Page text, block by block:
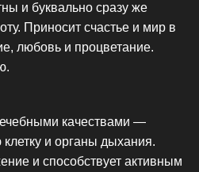
и буквально сразу же
Приносит счастье и мир в
любовь и процветание.
качествами —
клетку и органы дыхания.
и способствует активным